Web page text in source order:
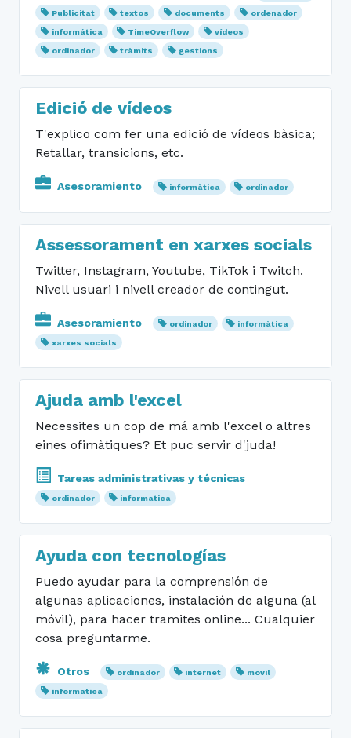
Publicitat
textos documents
ordenador
informática
TimeOverflow
vídeos
ordinador
tràmits gestions
Edició de vídeos
T'explico com fer una edició de vídeos bàsica;
Retallar, transicions, etc.
Asesoramiento informàtica ordinador
Assessorament en xarxes socials
Twitter, Instagram, Youtube, TikTok i Twitch.
Nivell usuari i nivell creador de contingut.
Asesoramiento ordinador
informàtica
xarxes socials
Ajuda amb l'excel
Necessites un cop de má amb l'excel o altres
eines ofimàtiques? Et puc servir d'juda!
Tareas administrativas y técnicas
ordinador informatica
Ayuda con tecnologías
Puedo ayudar para la comprensión de
algunas aplicaciones, instalación de alguna (al
móvil), para hacer tramites online... Cualquier
cosa preguntarme.
Otros ordinador internet
movil
informatica